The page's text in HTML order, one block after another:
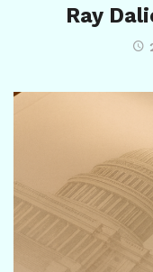
Ray